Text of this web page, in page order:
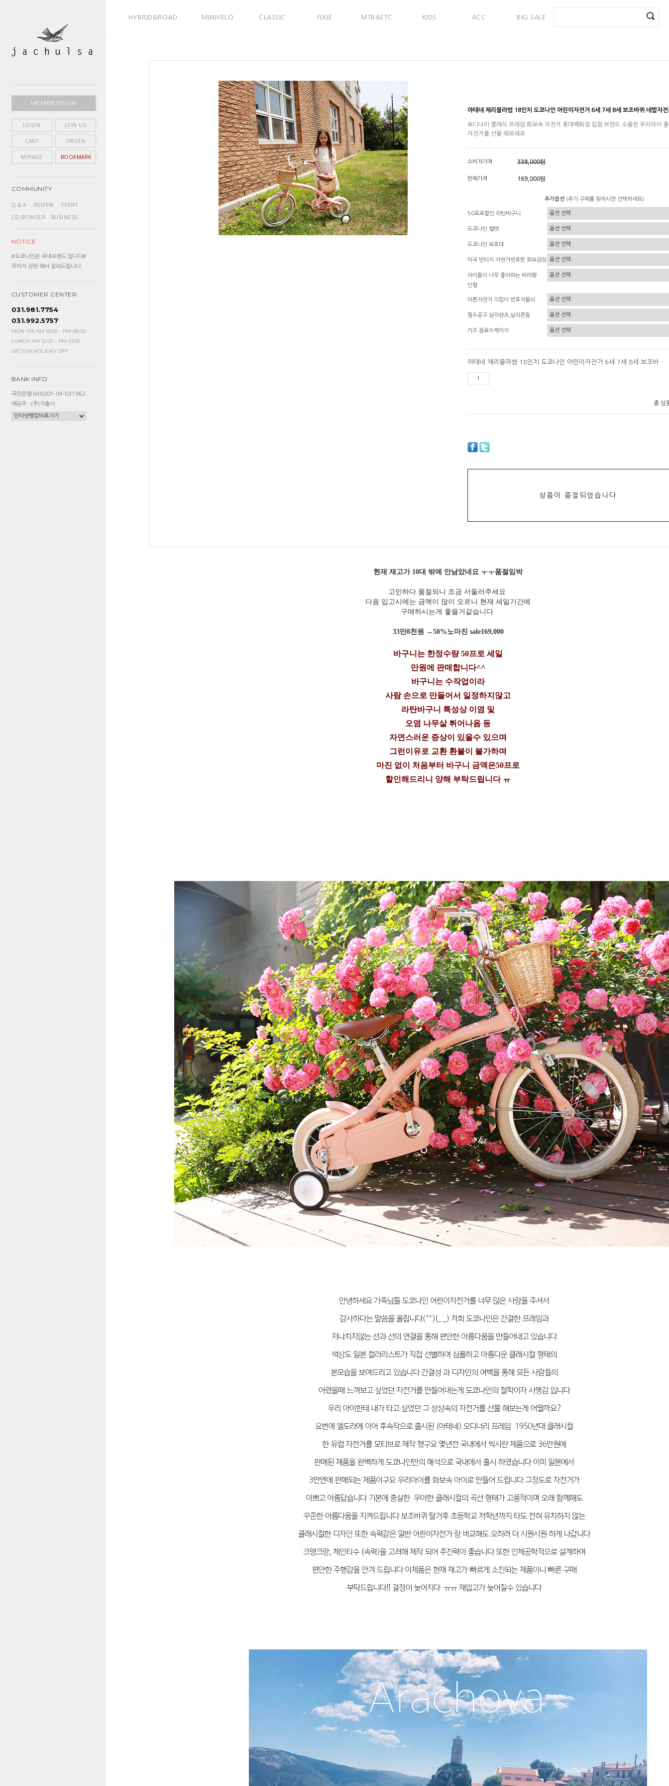
HYBRID&ROAD MINIVELO CLASSIC FIXIE MTB&ETC KIDS ACC BIG SALE
MEMBERSHIP
LOGIN JOIN US
CART ORDER
MYPAGE BOOKMARK
COMMUNITY
Q & A REVIEW
EVENT
COSPONSER
BUSINESS
NOTICE
#도쿄나인은 국내브랜드 입니다#
무이자 관련 해서 알려드립니다
CUSTOMER CENTER
031.981.7754
031.992.5757
MON-FRI AM 10:00 - PM 06:00
LUNCH PM 12:00 - PM 01:00
SAT.SUN.HOLIDAY OFF
BANK INFO
국민은행 648001-04-031962
예금주 : (주)자출사
아테네 체리블라썸 18인치 도쿄나인 어린이자전거 6세 7세 8세 보조바퀴 네발자전
오디너리 클래식 프레임 화보속 자전거 롯데백화점 입점 브랜드 소중한 우리아이
자전거를 선물 해보세요
소비자가격 338,000원
판매가격 169,000원
추가옵션 (추가 구매를 원하시면 선택하세요)
50프로할인 라탄바구니
도쿄나인 헬멧
도쿄나인 보호대
미국 빈티지 자전거번호판 화보감성
아이들이 너무 좋아하는 바라짱
인형
이쁜자전거 지킴이 번호자물쇠
필수공구 삼각렌츠,실리콘등
키즈 음료수케이지
아테네 체리블라썸 18인치 도쿄나인 어린이자전거 6세 7세 8세 보조바퀴 네발자전거
총 상
상품이 품절되었습니다.
현재 재고가 10대 밖에 안남았네요 ㅜㅜ품절임박
고민하다 품절되니 조금 서둘러주세요
다음 입고시에는 금액이 많이 오르니 현재 세일기간에
구매하시는게 좋을거같습니다
33만8천원 →50%노마진 sale169,000
바구니는 한정수량 50프로 세일
만원에 판매합니다^^
바구니는 수작업이라
사람 손으로 만들어서 일정하지않고
라탄바구니 특성상 이염 및
오염 나무살 튀어나옴 등
자연스러운 증상이 있을수 있으며
그런이유로 교환 환불이 불가하며
마진 없이 처음부터 바구니 금액은50프로
할인해드리니 양해 부탁드립니다 ㅠ